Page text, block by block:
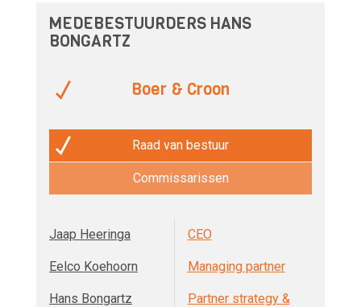
MEDEBESTUURDERS HANS
BONGARTZ
Boer & Croon
Raad van bestuur
Commissarissen
Jaap Heeringa CEO
Eelco Koehoorn Managing partner
Hans Bongartz
Partner strategy &